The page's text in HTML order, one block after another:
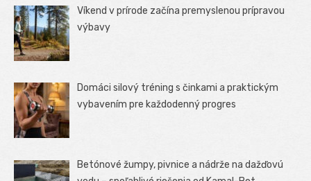
Víkend v prírode začína premyslenou prípravou
výbavy
Domáci silový tréning s činkami a praktickým
vybavením pre každodenný progres
Betónové žumpy, pivnice a nádrže na dažďovú